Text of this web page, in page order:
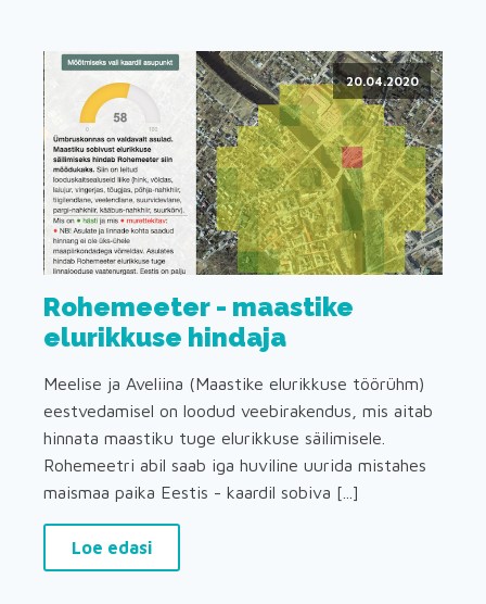
20.04.2020
Rohemeeter - maastike
elurikkuse hindaja
Meelise ja Aveliina (Maastike elurikkuse töörühm)
eestvedamisel on loodud veebirakendus, mis aitab
hinnata maastiku tuge elurikkuse säilimisele.
Rohemeetri abil saab iga huviline uurida mistahes
maismaa paika Eestis - kaardil sobiva [...]
Loe edasi